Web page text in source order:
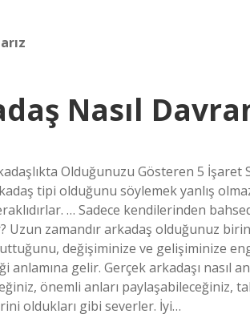
Nasıl
Olduğunuzu Gösteren 5
tipi olduğunu söylemek yanlış
… Sadece kendilerinden
Uzun zamandır arkadaş olduğunuz
değişiminize ve gelişiminize
gelir. Gerçek arkadaşı nasıl
önemli anları paylaşabileceğiniz,
oldukları gibi severler. İyi…